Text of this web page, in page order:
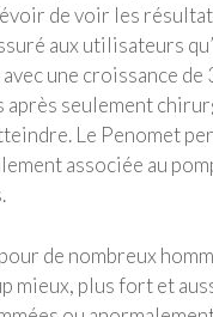
de voir les
aux utilisateurs
une croissance
après seulement
Le Penomet
associée au
de nombreux
mieux, plus fort et